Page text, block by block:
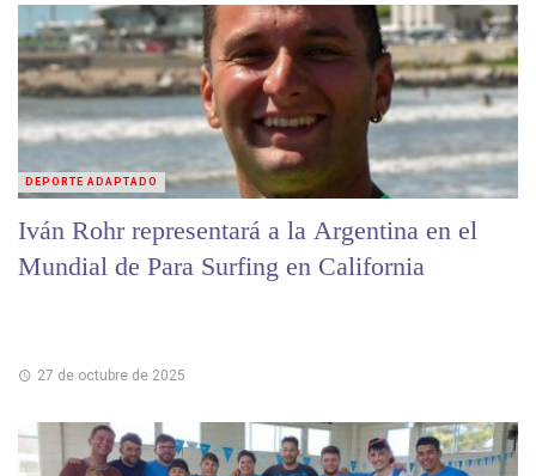
Iván Rohr representará a la Argentina en el
Mundial de Para Surfing en California
27 de octubre de 2025
DEPORTE ADAPTADO